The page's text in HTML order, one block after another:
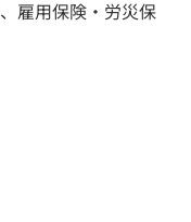
雇用保険・労災保